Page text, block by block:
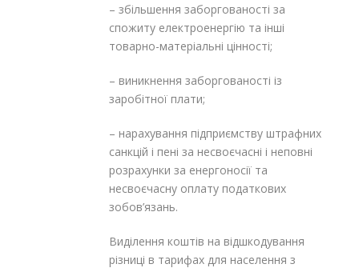
– збільшення заборгованості за
спожиту електроенергію та інші
товарно-матеріальні цінності;
– виникнення заборгованості із
заробітної плати;
– нарахування підприємству штрафних
санкцій і пені за несвоєчасні і неповні
розрахунки за енергоносії та
несвоєчасну оплату податкових
зобов’язань.
Виділення коштів на відшкодування
різниці в тарифах для населення з